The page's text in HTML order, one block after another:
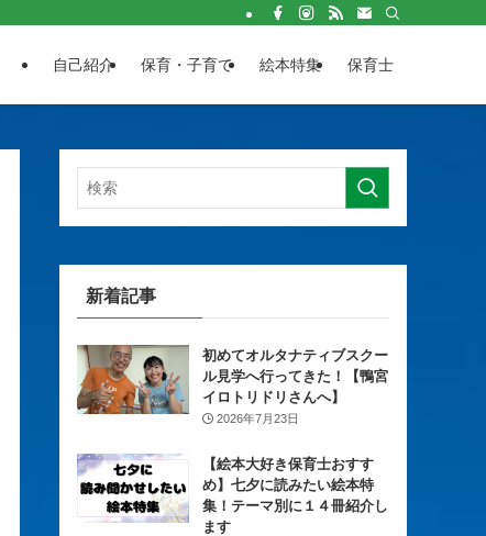
自己紹介 保育・子育て 絵本特集 保育士
新着記事
初めてオルタナティブスクー
ル見学へ行ってきた！【鴨宮
イロトリドリさんへ】
2026年7月23日
【絵本大好き保育士おすす
め】七夕に読みたい絵本特
集！テーマ別に１４冊紹介し
ます